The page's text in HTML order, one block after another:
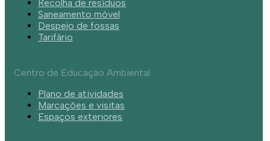
Recolha de resíduos
Saneamento móvel
Despejo de fossas
Tarifário
Centro de Educação Ambiental
Plano de atividades
Marcações e visitas
Espaços exteriores